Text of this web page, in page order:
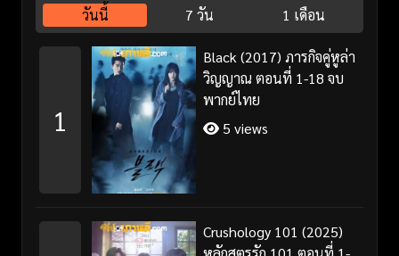
วันนี้ 7 วัน 1 เดือน
1
Black (2017) ภารกิจคู่หูล่า
วิญญาณ ตอนที่ 1-18 จบ
พากย์ไทย
5 views
Crushology 101 (2025)